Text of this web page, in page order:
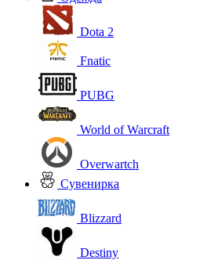
Dota 2
Fnatic
PUBG
World of Warcraft
Overwartch
Сувенирка
Blizzard
Destiny